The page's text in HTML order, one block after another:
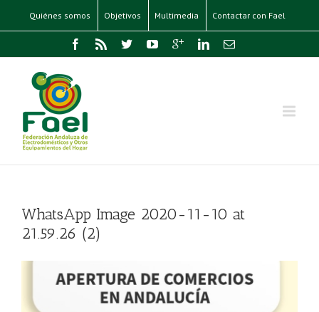
Quiénes somos Objetivos Multimedia Contactar con Fael
WhatsApp Image 2020-11-10 at
21.59.26 (2)